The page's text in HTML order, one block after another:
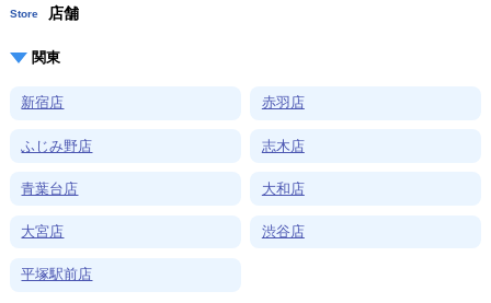
Store 店舗
関東
新宿店 赤羽店
ふじみ野店 志木店
青葉台店 大和店
大宮店 渋谷店
平塚駅前店